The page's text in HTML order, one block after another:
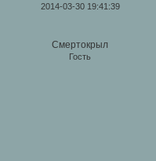
2014-03-30 19:41:39
Смертокрыл
Гость